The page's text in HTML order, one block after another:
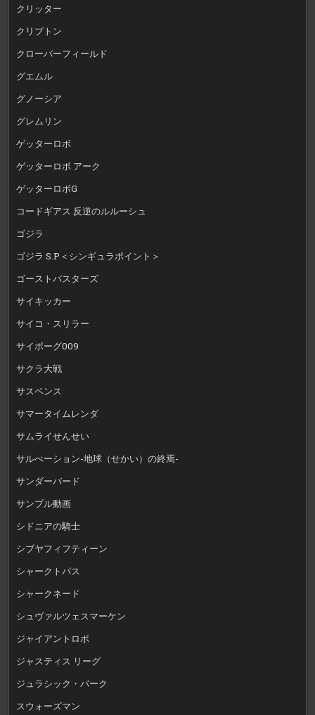
クリッター
クリプトン
クローバーフィールド
グエムル
グノーシア
グレムリン
ゲッターロボ
ゲッターロボ アーク
ゲッターロボG
コードギアス 反逆のルルーシュ
ゴジラ
ゴジラ S.P＜シンギュラポイント＞
ゴーストバスターズ
サイキッカー
サイコ・スリラー
サイボーグ009
サクラ大戦
サスペンス
サマータイムレンダ
サムライせんせい
サルべーション-地球（せかい）の終焉-
サンダーバード
サンプル動画
シドニアの騎士
シブヤフィフティーン
シャークトパス
シャークネード
シュヴァルツェスマーケン
ジャイアントロボ
ジャスティス リーグ
ジュラシック・パーク
スウォーズマン